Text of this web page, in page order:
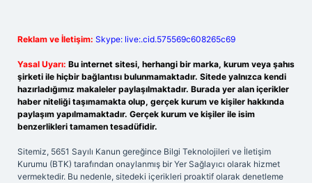
Reklam ve İletişim: Skype: live:.cid.575569c608265c69
Yasal Uyarı: Bu internet sitesi, herhangi bir marka, kurum veya şahıs
şirketi ile hiçbir bağlantısı bulunmamaktadır. Sitede yalnızca kendi
hazırladığımız makaleler paylaşılmaktadır. Burada yer alan içerikler
haber niteliği taşımamakta olup, gerçek kurum ve kişiler hakkında
paylaşım yapılmamaktadır. Gerçek kurum ve kişiler ile isim
benzerlikleri tamamen tesadüfidir.
Sitemiz, 5651 Sayılı Kanun gereğince Bilgi Teknolojileri ve İletişim
Kurumu (BTK) tarafından onaylanmış bir Yer Sağlayıcı olarak hizmet
vermektedir. Bu nedenle, sitedeki içerikleri proaktif olarak denetleme